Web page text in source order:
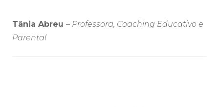
Tânia Abreu – Professora, Coaching Educativo e
Parental